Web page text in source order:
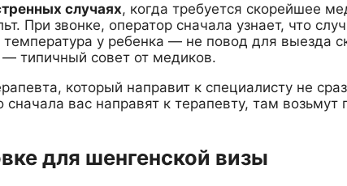
случаях, когда требуется скорейшее
При звонке, оператор сначала узнает, что
у ребенка — не повод для выезда
— типичный совет от медиков.
который направит к специалисту не
сначала вас направят к терапевту, там
для шенгенской визы